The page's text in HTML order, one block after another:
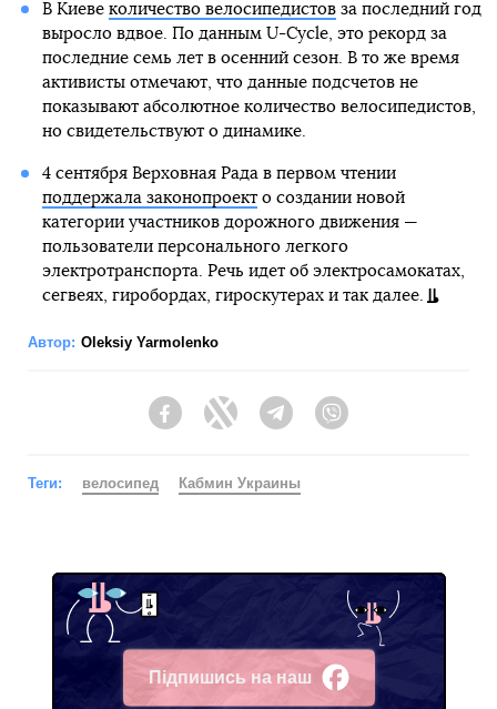
В Киеве количество велосипедистовза последний год
выросло вдвое. По данным U-Cycle, это рекорд за
последние семь лет в осенний сезон. В то же время
активисты отмечают, что данные подсчетов не
показывают абсолютное количество велосипедистов,
но свидетельствуют о динамике.
4 сентября Верховная Рада в первом чтении
поддержала законопроекто создании новой
категории участников дорожного движения —
пользователи персонального легкого
электротранспорта. Речь идет об электросамокатах,
сегвеях, гиробордах, гироскутерах и так далее.
Автор: Oleksiy Yarmolenko
FacebookTwitter Telegram
Теги: велосипед Кабмин Украины
Підпишись на наш
Facebook